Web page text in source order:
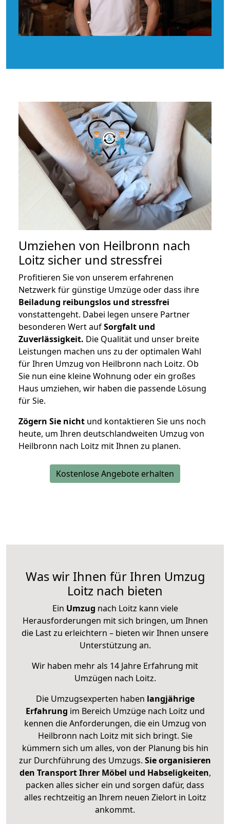
Umziehen von Heilbronn nach
Loitz sicher und stressfrei
Profitieren Sie von unserem erfahrenen
Netzwerk für günstige Umzüge oder dass ihre
Beiladung reibungslos und stressfrei
vonstattengeht. Dabei legen unsere Partner
besonderen Wert aufSorgfalt und
Zuverlässigkeit. Die Qualität und unser breite
Leistungen machen uns zu der optimalen Wahl
für Ihren Umzug von Heilbronn nach Loitz. Ob
Sie nun eine kleine Wohnung oder ein großes
Haus umziehen, wir haben die passende Lösung
für Sie.
Zögern Sie nicht und kontaktieren Sie uns noch
heute, um Ihren deutschlandweiten Umzug von
Heilbronn nach Loitz mit Ihnen zu planen.
Kostenlose Angebote erhalten
Was wir Ihnen für Ihren Umzug
Loitz nach bieten
Ein Umzug nach Loitz kann viele
Herausforderungen mit sich bringen, um Ihnen
die Last zu erleichtern – bieten wir Ihnen unsere
Unterstützung an.
Wir haben mehr als 14 Jahre Erfahrung mit
Umzügen nach Loitz.
Die Umzugsexperten haben langjährige
Erfahrung im Bereich Umzüge nach Loitz und
kennen die Anforderungen, die ein Umzug von
Heilbronn nach Loitz mit sich bringt. Sie
kümmern sich um alles, von der Planung bis hin
zur Durchführung des Umzugs. Sie organisieren
den Transport Ihrer Möbel und Habseligkeiten,
packen alles sicher ein und sorgen dafür, dass
alles rechtzeitig an Ihrem neuen Zielort in Loitz
ankommt.